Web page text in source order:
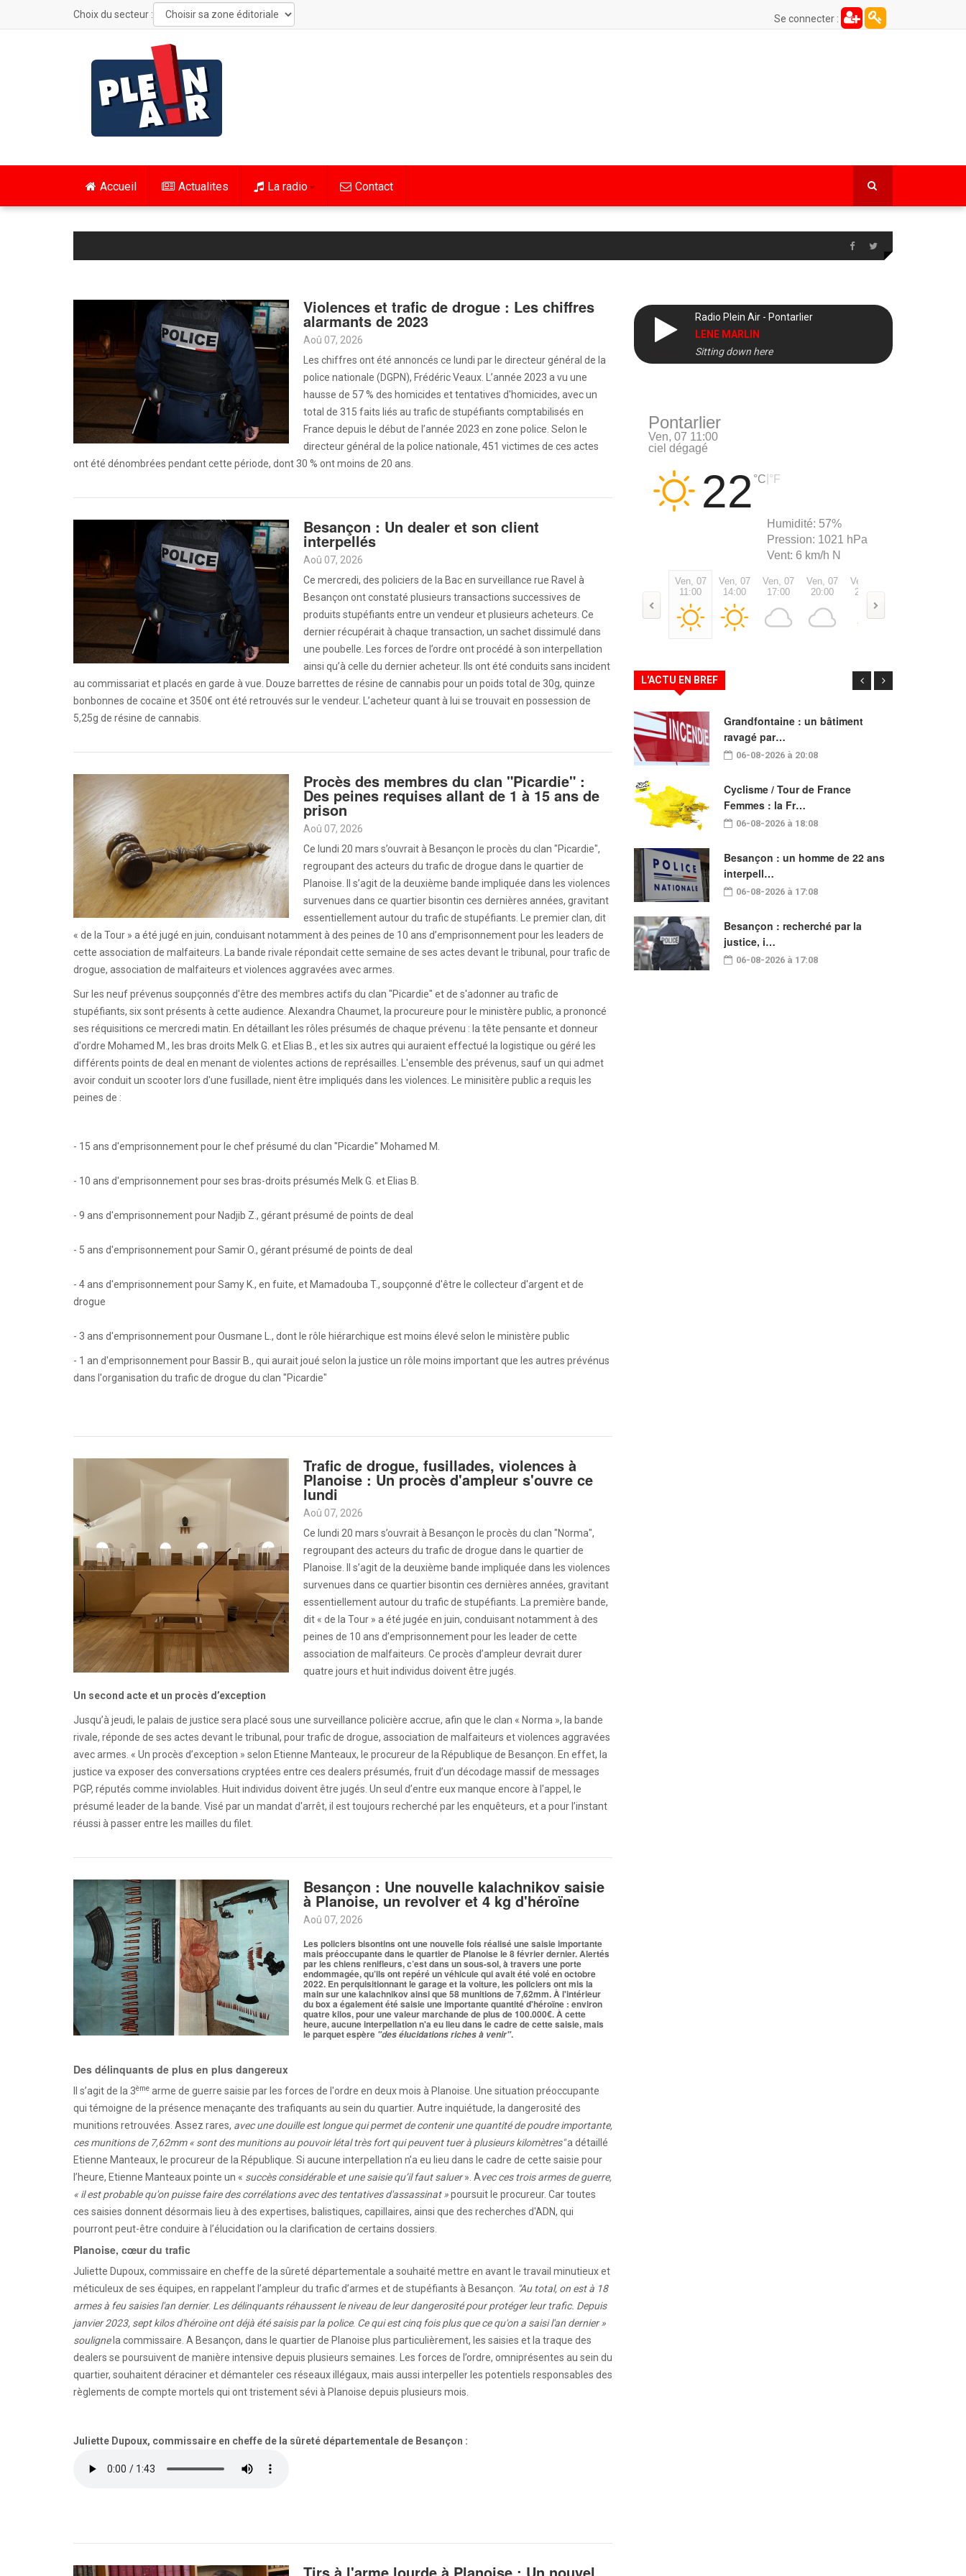
Choix du secteur : Se connecter :
Accueil Actualites La radio Contact
Violences et trafic de drogue : Les chiffres
alarmants de 2023
Aoû 07, 2026
Les chiffres ont été annoncés ce lundi par le directeur général de la
police nationale (DGPN), Frédéric Veaux. L’année 2023 a vu une
hausse de 57 % des homicides et tentatives d'homicides, avec un
total de 315 faits liés au trafic de stupéfiants comptabilisés en
France depuis le début de l’année 2023 en zone police. Selon le
directeur général de la police nationale, 451 victimes de ces actes
ont été dénombrées pendant cette période, dont 30 % ont moins de 20 ans.
Besançon : Un dealer et son client
interpellés
Aoû 07, 2026
Ce mercredi, des policiers de la Bac en surveillance rue Ravel à
Besançon ont constaté plusieurs transactions successives de
produits stupéfiants entre un vendeur et plusieurs acheteurs. Ce
dernier récupérait à chaque transaction, un sachet dissimulé dans
une poubelle. Les forces de l’ordre ont procédé à son interpellation
ainsi qu’à celle du dernier acheteur. Ils ont été conduits sans incident
au commissariat et placés en garde à vue. Douze barrettes de résine de cannabis pour un poids total de 30g, quinze
bonbonnes de cocaïne et 350€ ont été retrouvés sur le vendeur. L’acheteur quant à lui se trouvait en possession de
5,25g de résine de cannabis.
Procès des membres du clan "Picardie" :
Des peines requises allant de 1 à 15 ans de
prison
Aoû 07, 2026
Ce lundi 20 mars s’ouvrait à Besançon le procès du clan "Picardie",
regroupant des acteurs du trafic de drogue dans le quartier de
Planoise. Il s’agit de la deuxième bande impliquée dans les violences
survenues dans ce quartier bisontin ces dernières années, gravitant
essentiellement autour du trafic de stupéfiants. Le premier clan, dit
« de la Tour » a été jugé en juin, conduisant notamment à des peines de 10 ans d’emprisonnement pour les leaders de
cette association de malfaiteurs. La bande rivale répondait cette semaine de ses actes devant le tribunal, pour trafic de
drogue, association de malfaiteurs et violences aggravées avec armes.
Sur les neuf prévenus soupçonnés d'être des membres actifs du clan "Picardie" et de s'adonner au trafic de
stupéfiants, six sont présents à cette audience. Alexandra Chaumet, la procureure pour le ministère public, a prononcé
ses réquisitions ce mercredi matin. En détaillant les rôles présumés de chaque prévenu : la tête pensante et donneur
d'ordre Mohamed M., les bras droits Melk G. et Elias B., et les six autres qui auraient effectué la logistique ou géré les
différents points de deal en menant de violentes actions de représailles. L'ensemble des prévenus, sauf un qui admet
avoir conduit un scooter lors d'une fusillade, nient être impliqués dans les violences. Le minisitère public a requis les
peines de :
- 15 ans d'emprisonnement pour le chef présumé du clan "Picardie" Mohamed M.
- 10 ans d'emprisonnement pour ses bras-droits présumés Melk G. et Elias B.
- 9 ans d'emprisonnement pour Nadjib Z., gérant présumé de points de deal
- 5 ans d'emprisonnement pour Samir O., gérant présumé de points de deal
- 4 ans d'emprisonnement pour Samy K., en fuite, et Mamadouba T., soupçonné d'être le collecteur d'argent et de
drogue
- 3 ans d'emprisonnement pour Ousmane L., dont le rôle hiérarchique est moins élevé selon le ministère public
- 1 an d'emprisonnement pour Bassir B., qui aurait joué selon la justice un rôle moins important que les autres prévénus
dans l'organisation du trafic de drogue du clan "Picardie"
Trafic de drogue, fusillades, violences à
Planoise : Un procès d'ampleur s'ouvre ce
lundi
Aoû 07, 2026
Ce lundi 20 mars s’ouvrait à Besançon le procès du clan "Norma",
regroupant des acteurs du trafic de drogue dans le quartier de
Planoise. Il s’agit de la deuxième bande impliquée dans les violences
survenues dans ce quartier bisontin ces dernières années, gravitant
essentiellement autour du trafic de stupéfiants. La première bande,
dit « de la Tour » a été jugée en juin, conduisant notamment à des
peines de 10 ans d’emprisonnement pour les leader de cette
association de malfaiteurs. Ce procès d’ampleur devrait durer
quatre jours et huit individus doivent être jugés.
Un second acte et un procès d’exception
Jusqu’à jeudi, le palais de justice sera placé sous une surveillance policière accrue, afin que le clan « Norma », la bande
rivale, réponde de ses actes devant le tribunal, pour trafic de drogue, association de malfaiteurs et violences aggravées
avec armes. « Un procès d’exception » selon Etienne Manteaux, le procureur de la République de Besançon. En effet, la
justice va exposer des conversations cryptées entre ces dealers présumés, fruit d’un décodage massif de messages
PGP, réputés comme inviolables. Huit individus doivent être jugés. Un seul d’entre eux manque encore à l'appel, le
présumé leader de la bande. Visé par un mandat d'arrêt, il est toujours recherché par les enquêteurs, et a pour l’instant
réussi à passer entre les mailles du filet.
Besançon : Une nouvelle kalachnikov saisie
à Planoise, un revolver et 4 kg d'héroïne
Aoû 07, 2026
Les policiers bisontins ont une nouvelle fois réalisé une saisie importante
mais préoccupante dans le quartier de Planoise le 8 février dernier. Alertés
par les chiens renifleurs, c’est dans un sous-sol, à travers une porte
endommagée, qu’ils ont repéré un véhicule qui avait été volé en octobre
2022. En perquisitionnant le garage et la voiture, les policiers ont mis la
main sur une kalachnikov ainsi que 58 munitions de 7,62mm. À l'intérieur
du box a également été saisie une importante quantité d'héroïne : environ
quatre kilos, pour une valeur marchande de plus de 100.000€. À cette
heure, aucune interpellation n'a eu lieu dans le cadre de cette saisie, mais
le parquet espère "des élucidations riches à venir".
Des délinquants de plus en plus dangereux
Il s’agit de la 3ème arme de guerre saisie par les forces de l'ordre en deux mois à Planoise. Une situation préoccupante
qui témoigne de la présence menaçante des trafiquants au sein du quartier. Autre inquiétude, la dangerosité des
munitions retrouvées. Assez rares, avec une douille est longue qui permet de contenir une quantité de poudre importante,
ces munitions de 7,62mm« sont des munitions au pouvoir létal très fort qui peuvent tuer à plusieurs kilomètres"a détaillé
Etienne Manteaux, le procureur de la République. Si aucune interpellation n'a eu lieu dans le cadre de cette saisie pour
l’heure, Etienne Manteaux pointe un « succès considérable et une saisie qu’il faut saluer». Avec ces trois armes de guerre,
« il est probable qu'on puisse faire des corrélations avec des tentatives d'assassinat »poursuit le procureur. Car toutes
ces saisies donnent désormais lieu à des expertises, balistiques, capillaires, ainsi que des recherches d'ADN, qui
pourront peut-être conduire à l’élucidation ou la clarification de certains dossiers.
Planoise, cœur du trafic
Juliette Dupoux, commissaire en cheffe de la sûreté départementale a souhaité mettre en avant le travail minutieux et
méticuleux de ses équipes, en rappelant l’ampleur du trafic d’armes et de stupéfiants à Besançon. "Au total, on est à 18
armes à feu saisies l'an dernier. Les délinquants réhaussent le niveau de leur dangerosité pour protéger leur trafic. Depuis
janvier 2023, sept kilos d'héroïne ont déjà été saisis par la police. Ce qui est cinq fois plus que ce qu'on a saisi l'an dernier »
soulignela commissaire. A Besançon, dans le quartier de Planoise plus particulièrement, les saisies et la traque des
dealers se poursuivent de manière intensive depuis plusieurs semaines. Les forces de l’ordre, omniprésentes au sein du
quartier, souhaitent déraciner et démanteler ces réseaux illégaux, mais aussi interpeller les potentiels responsables des
règlements de compte mortels qui ont tristement sévi à Planoise depuis plusieurs mois.
Juliette Dupoux, commissaire en cheffe de la sûreté départementale de Besançon :
Radio Plein Air - Pontarlier
LENE MARLIN
Sitting down here
Pontarlier
Ven, 07 11:00
ciel dégagé
22 °C °F
Humidité: 57%
Pression: 1021 hPa
Vent: 6 km/h N
Ven, 07
11:00
Ven, 07
14:00
Ven, 07
17:00
Ven, 07
20:00
Ven, 07
23:00
L'ACTU EN BREF
Grandfontaine : un bâtiment
ravagé par…
06-08-2026 à 20:08
Cyclisme / Tour de France
Femmes : la Fr…
06-08-2026 à 18:08
Besançon : un homme de 22 ans
interpell…
06-08-2026 à 17:08
Besançon : recherché par la
justice, i…
06-08-2026 à 17:08